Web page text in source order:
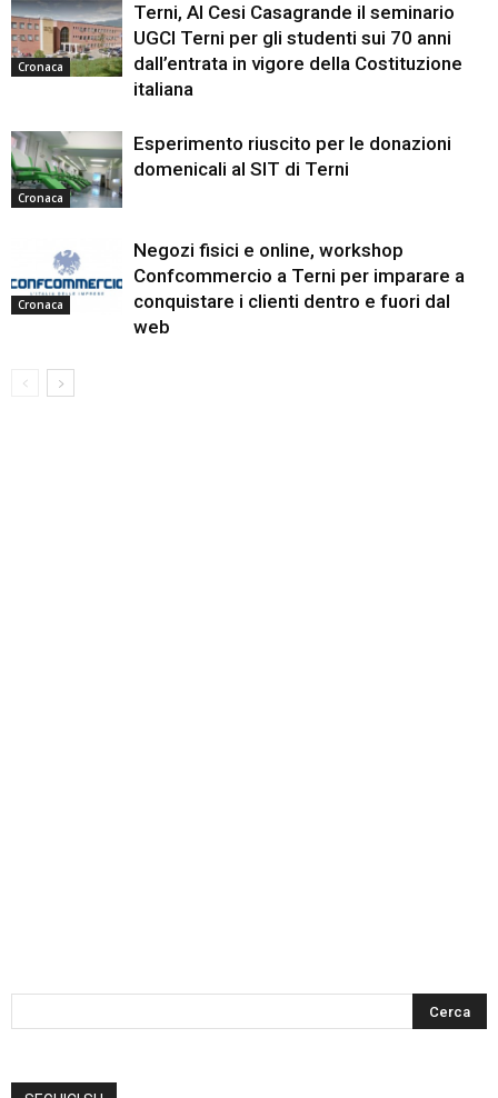
Cronaca
Terni, Al Cesi Casagrande il seminario
UGCI Terni per gli studenti sui 70 anni
dall’entrata in vigore della Costituzione
italiana
Cronaca
Esperimento riuscito per le donazioni
domenicali al SIT di Terni
Cronaca
Negozi fisici e online, workshop
Confcommercio a Terni per imparare a
conquistare i clienti dentro e fuori dal
web